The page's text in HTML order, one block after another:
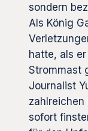
sondern
Als König
hatte, als
Strommast
Journalist
zahlreichen
sofort